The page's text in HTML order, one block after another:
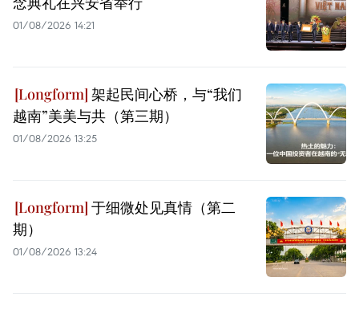
01/08/2026 14:21
架起民间心桥，与“我们
越南”美美与共（第三期）
01/08/2026 13:25
于细微处见真情（第二
期）
01/08/2026 13:24